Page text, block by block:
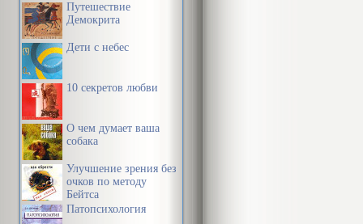
Путешествие
Демокрита
Дети с небес
10 секретов любви
О чем думает ваша
собака
Улучшение зрения без
очков по методу
Бейтса
Патопсихология